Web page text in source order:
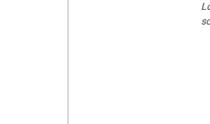
Luyện thi vào lớp 10 môn